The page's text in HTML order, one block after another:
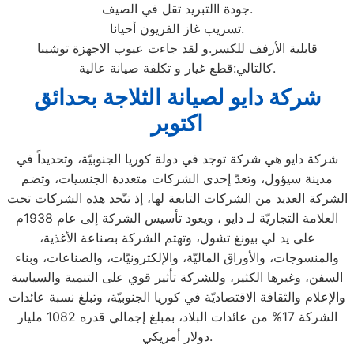
جودة االتبريد تقل في الصيف.
تسريب غاز الفريون أحيانا.
قابلية الأرفف للكسر.و لقد جاءت عيوب الاجهزة توشيبا
كالتالي:قطع غيار و تكلفة صيانة عالية.
شركة دايو لصيانة الثلاجة بحدائق
اكتوبر
شركة دايو هي شركة توجد في دولة كوريا الجنوبيّة، وتحديداً في
مدينة سيؤول، وتعدّ إحدى الشركات متعددة الجنسيات، وتضم
الشركة العديد من الشركات التابعة لها، إذ تتّحد هذه الشركات تحت
العلامة التجاريّة لـ دايو ، ويعود تأسيس الشركة إلى عام 1938م
على يد لي بيونغ تشول، وتهتم الشركة بصناعة الأغذية،
والمنسوجات، والأوراق الماليّة، والإلكترونيّات، والصناعات، وبناء
السفن، وغيرها الكثير، وللشركة تأثير قوي على التنمية والسياسة
والإعلام والثقافة الاقتصاديّة في كوريا الجنوبيّة، وتبلغ نسبة عائدات
الشركة 17% من عائدات البلاد، بمبلغ إجمالي قدره 1082 مليار
دولار أمريكي.